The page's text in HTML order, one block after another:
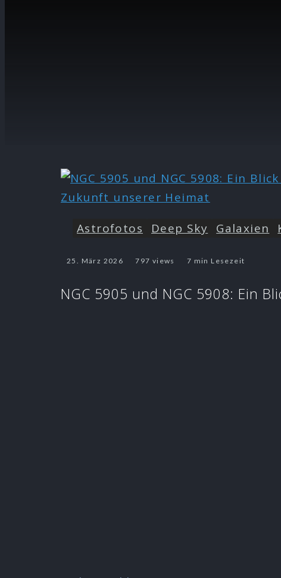
Astrofotos Deep Sky Galaxien
25. März 2026 797 views 7 min Lesezeit
NGC 5905 und NGC 5908: Ein